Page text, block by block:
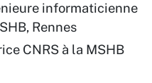
informaticienne
Rennes
CNRS à la MSHB